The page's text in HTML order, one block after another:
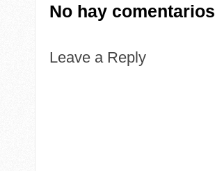
No hay comentarios
Leave a Reply